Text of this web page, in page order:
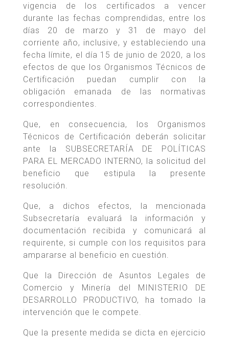
vigencia de los certificados a vencer
durante las fechas comprendidas, entre los
días 20 de marzo y 31 de mayo del
corriente año, inclusive, y estableciendo una
fecha límite, el día 15 de junio de 2020, a los
efectos de que los Organismos Técnicos de
Certificación puedan cumplir con la
obligación emanada de las normativas
correspondientes.
Que, en consecuencia, los Organismos
Técnicos de Certificación deberán solicitar
ante la SUBSECRETARÍA DE POLÍTICAS
PARA EL MERCADO INTERNO, la solicitud del
beneficio que estipula la presente
resolución.
Que, a dichos efectos, la mencionada
Subsecretaría evaluará la información y
documentación recibida y comunicará al
requirente, si cumple con los requisitos para
ampararse al beneficio en cuestión.
Que la Dirección de Asuntos Legales de
Comercio y Minería del MINISTERIO DE
DESARROLLO PRODUCTIVO, ha tomado la
intervención que le compete.
Que la presente medida se dicta en ejercicio